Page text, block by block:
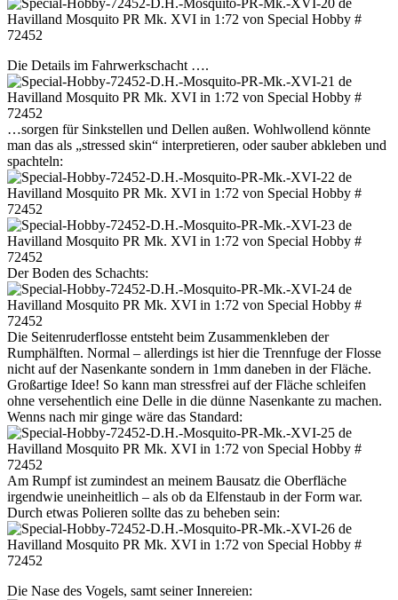
Die Details im Fahrwerkschacht ….
…sorgen für Sinkstellen und Dellen außen. Wohlwollend könnte
man das als „stressed skin“ interpretieren, oder sauber abkleben und
spachteln:
Der Boden des Schachts:
Die Seitenruderflosse entsteht beim Zusammenkleben der
Rumphälften. Normal – allerdings ist hier die Trennfuge der Flosse
nicht auf der Nasenkante sondern in 1mm daneben in der Fläche.
Großartige Idee! So kann man stressfrei auf der Fläche schleifen
ohne versehentlich eine Delle in die dünne Nasenkante zu machen.
Wenns nach mir ginge wäre das Standard:
Am Rumpf ist zumindest an meinem Bausatz die Oberfläche
irgendwie uneinheitlich – als ob da Elfenstaub in der Form war.
Durch etwas Polieren sollte das zu beheben sein:
Die Nase des Vogels, samt seiner Innereien: